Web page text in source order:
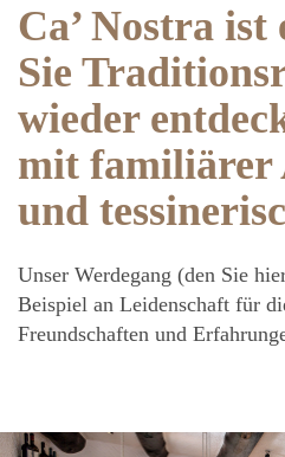
Ca’ Nostra
Sie
wieder
mit familiärer
und
Unser Werdegang (den Sie
Beispiel an Leidenschaft für
Freundschaften und